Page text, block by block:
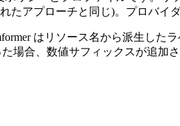
たアプローチと同じ)。プロバイ
はリソース名から派生したラ
場合、数値サフィックスが追